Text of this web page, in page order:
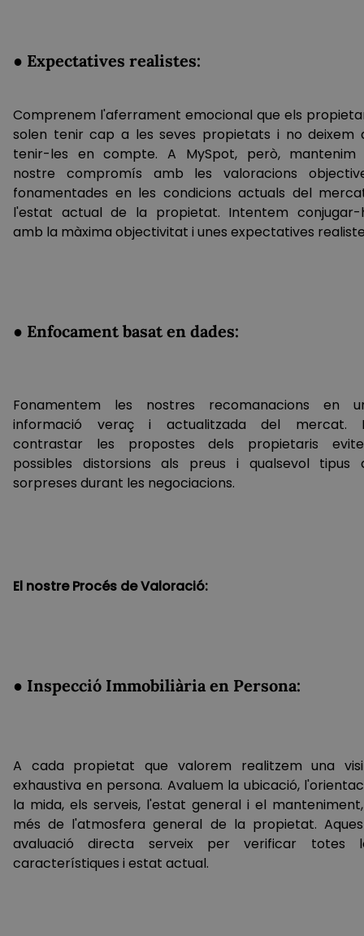
● Expectatives realistes:
Comprenem l'aferrament emocional que els
solen tenir cap a les seves propietats i no deixem
tenir-les en compte. A MySpot, però, mantenim
nostre compromís amb les valoracions
fonamentades en les condicions actuals del
l'estat actual de la propietat. Intentem conjugar-
amb la màxima objectivitat i unes expectatives
● Enfocament basat en dades:
Fonamentem les nostres recomanacions en
informació veraç i actualitzada del mercat.
contrastar les propostes dels propietaris
possibles distorsions als preus i qualsevol tipus
sorpreses durant les negociacions.
El nostre Procés de Valoració:
● Inspecció Immobiliària en Persona:
A cada propietat que valorem realitzem una
exhaustiva en persona. Avaluem la ubicació,
la mida, els serveis, l'estat general i el
més de l'atmosfera general de la propietat.
avaluació directa serveix per verificar totes
característiques i estat actual.